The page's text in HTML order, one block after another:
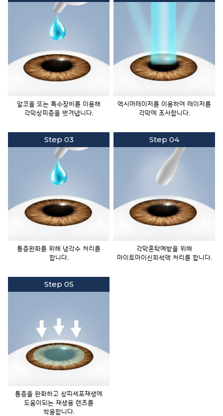
알코올 또는 특수장비를 이용해
각막상피층을벗겨냅니다.
엑시머레이저를 이용하여레이저를
각막에 조사합니다.
Step 03
통증완화를 위해 냉각수 처리를
합니다.
Step 04
각막혼탁예방을 위해
마이토마이신희석액 처리를 합니다.
Step 05
통증을 완화하고 상피세포재생에
도움이되는 재생용 렌즈를
착용합니다.